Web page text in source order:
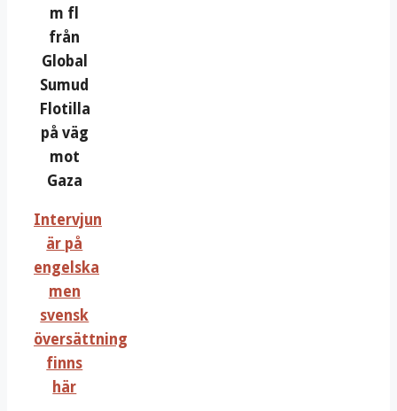
m fl
från
Global
Sumud
Flotilla
på väg
mot
Gaza
Intervjun
är på
engelska
men
svensk
översättning
finns
här